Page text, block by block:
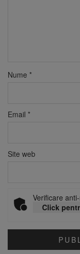
Nume *
Email *
Site web
Verificare
Click